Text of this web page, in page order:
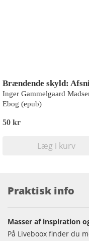
Brændende skyld:
Inger Gammelgaard
Ebog (epub)
50 kr
Læg i kurv
Praktisk info
Masser af inspiration
På Liveboox finder du